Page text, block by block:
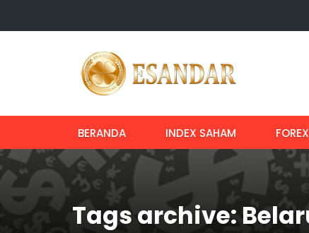
BERANDA INDEX SAHAM FOREX
Tags archive: